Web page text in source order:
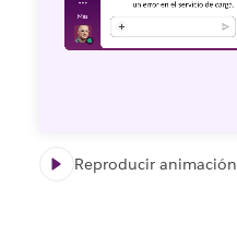
Reproducir animación